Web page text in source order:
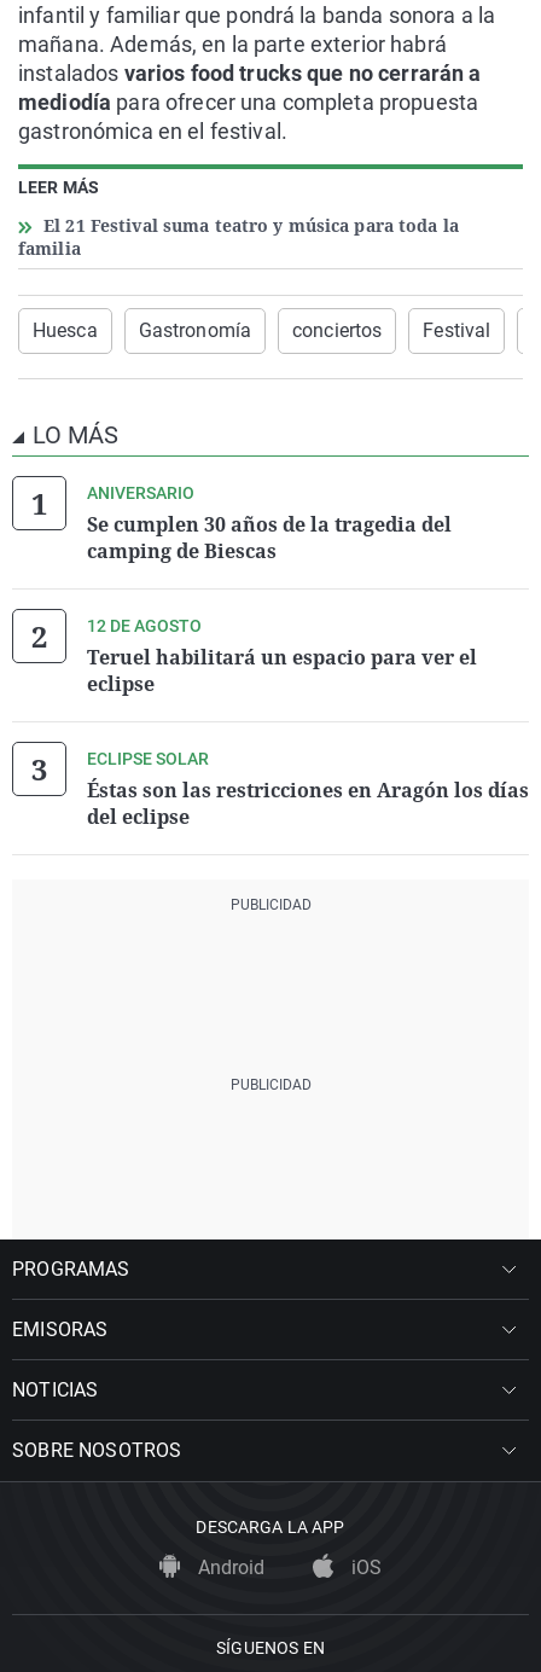
LEER MÁS
El 21 Festival suma teatro y música para toda la
familia
infantil y familiar que pondrá la banda sonora a la
mañana. Además, en la parte exterior habrá
instalados varios food trucks que no cerrarán a
mediodía para ofrecer una completa propuesta
gastronómica en el festival.
Huesca Gastronomía conciertos Festival
LO MÁS
ANIVERSARIO
Se cumplen 30 años de la tragedia del
camping de Biescas
12 DE AGOSTO
Teruel habilitará un espacio para ver el
eclipse
ECLIPSE SOLAR
Éstas son las restricciones en Aragón los días
del eclipse
PROGRAMAS
EMISORAS
NOTICIAS
SOBRE NOSOTROS
DESCARGA LA APP
Android iOS
SÍGUENOS EN